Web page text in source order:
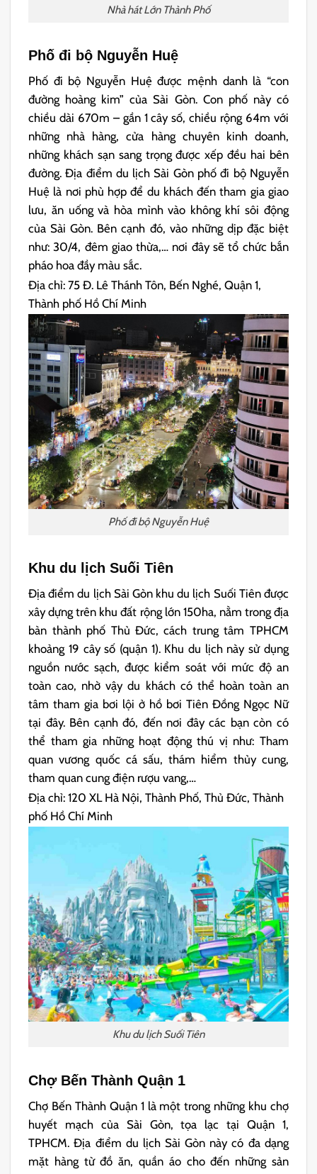
Nhà hát Lớn Thành Phố
Phố đi bộ Nguyễn Huệ
Phố đi bộ Nguyễn Huệ được mệnh danh là “con
đường hoàng kim” của Sài Gòn. Con phố này có
chiều dài 670m – gần 1 cây số, chiều rộng 64m với
những nhà hàng, cửa hàng chuyên kinh doanh,
những khách sạn sang trọng được xếp đều hai bên
đường. Địa điểm du lịch Sài Gòn phố đi bộ Nguyễn
Huệ là nơi phù hợp để du khách đến tham gia giao
lưu, ăn uống và hòa mình vào không khí sôi động
của Sài Gòn. Bên cạnh đó, vào những dịp đặc biệt
như: 30/4, đêm giao thừa,… nơi đây sẽ tổ chức bắn
pháo hoa đầy màu sắc.
Địa chỉ: 75 Đ. Lê Thánh Tôn, Bến Nghé, Quận 1,
Thành phố Hồ Chí Minh
Phố đi bộ Nguyễn Huệ
Khu du lịch Suối Tiên
Địa điểm du lịch Sài Gòn khu du lịch Suối Tiên được
xây dựng trên khu đất rộng lớn 150ha, nằm trong địa
bàn thành phố Thủ Đức, cách trung tâm TPHCM
khoảng 19 cây số (quận 1). Khu du lịch này sử dụng
nguồn nước sạch, được kiểm soát với mức độ an
toàn cao, nhờ vậy du khách có thể hoàn toàn an
tâm tham gia bơi lội ở hồ bơi Tiên Đồng Ngọc Nữ
tại đây. Bên cạnh đó, đến nơi đây các bạn còn có
thể tham gia những hoạt động thú vị như: Tham
quan vương quốc cá sấu, thám hiểm thủy cung,
tham quan cung điện rượu vang,…
Địa chỉ: 120 XL Hà Nội, Thành Phố, Thủ Đức, Thành
phố Hồ Chí Minh
Khu du lịch Suối Tiên
Chợ Bến Thành Quận 1
Chợ Bến Thành Quận 1 là một trong những khu chợ
huyết mạch của Sài Gòn, tọa lạc tại Quận 1,
TPHCM. Địa điểm du lịch Sài Gòn này có đa dạng
mặt hàng từ đồ ăn, quần áo cho đến những sản